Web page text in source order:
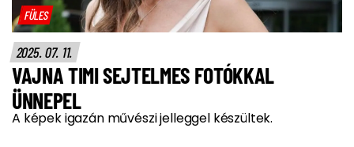
FÜLES
2025. 07. 11.
VAJNA TIMI SEJTELMES FOTÓKKAL
ÜNNEPEL
A képek igazán művészi jelleggel készültek.